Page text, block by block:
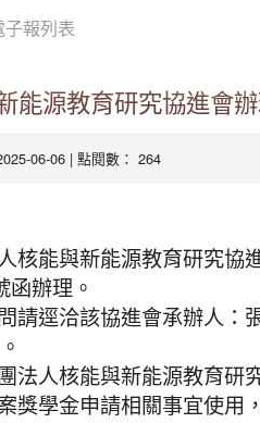
子報列表
能源教育研究協進會
06-06 | 點閱數： 264
核能與新能源教育研究協
函辦理。
請逕洽該協進會承辦人：
法人核能與新能源教育研
獎學金申請相關事宜使用